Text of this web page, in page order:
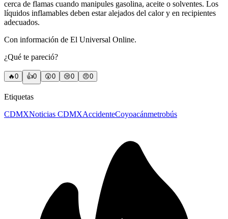
cerca de flamas cuando manipules gasolina, aceite o solventes. Los
líquidos inflamables deben estar alejados del calor y en recipientes
adecuados.
Con información de El Universal Online.
¿Qué te pareció?
🔥0 👍0 😲0 😢0 😠0
Etiquetas
CDMXNoticias CDMXAccidenteCoyoacánmetrobús